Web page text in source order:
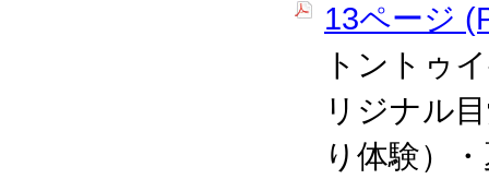
13ページ
トントゥ
リジナル
り体験）